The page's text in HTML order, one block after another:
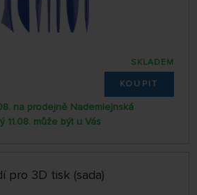
SKLADEM
KOUPIT
na prodejně Nademlejnská
11.08. může být u Vás
pro 3D tisk (sada)